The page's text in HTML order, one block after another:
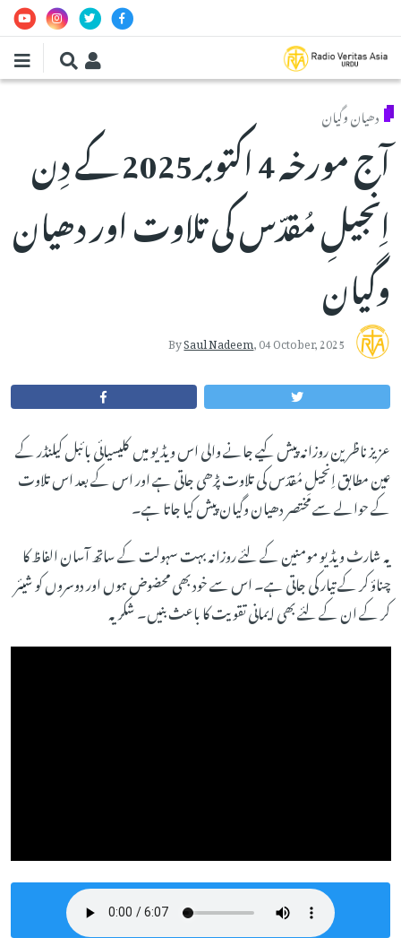
دھیان وگیان
آج مورخہ 4 اکتوبر2025 کے دِن
اِنجیلِ مُقدّس کی تلاوت اور دھیان
وگیان
BySaul Nadeem,04 October, 2025
عزیز ناظرین روزانہ پیش کیے جانے والی اس ویڈیو میں کلیسیائی بائبل کیلنڈر کے
عین مطابق اِنجیلِ مُقدّس کی تلاوت پڑھی جاتی ہے اور اس کے بعد اس تلاوت
کے حوالے سے مختصر دھیان وگیان پیش کیا جاتا ہے۔
یہ شارٹ ویڈیو مومنین کے لئے روزانہ بہت سہولت کے ساتھ آسان الفاظ کا
چناؤ کر کے تیار کی جاتی ہے۔ اس سے خود بھی محضوض ہوں اور دوسروں کو شیئر
کر کے ان کے لئے بھی ایمانی تقویت کا باعث بنیں۔ شکریہ